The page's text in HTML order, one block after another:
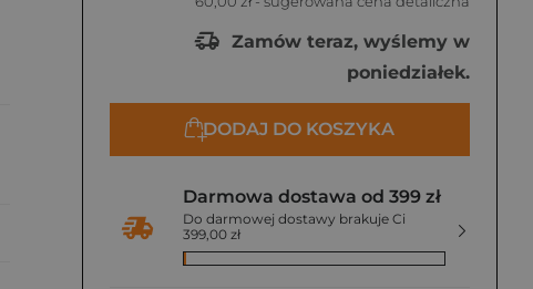
Zamów teraz, wyślemy w
poniedziałek.
DODAJ DO KOSZYKA
Darmowa dostawa od 399 zł
Do darmowej dostawy brakuje Ci
399,00 zł